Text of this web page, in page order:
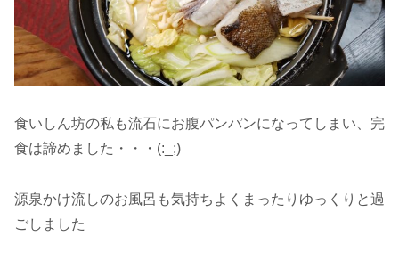
食いしん坊の私も流石にお腹パンパンになってしまい、完
食は諦めました・・・(:_;)
源泉かけ流しのお風呂も気持ちよくまったりゆっくりと過
ごしました